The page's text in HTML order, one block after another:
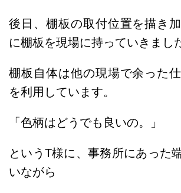
後日、棚板の取付位置を描き
に棚板を現場に持っていきまし
棚板自体は他の現場で余った
を利用しています。
「色柄はどうでも良いの。」
というT様に、事務所にあった
いながら